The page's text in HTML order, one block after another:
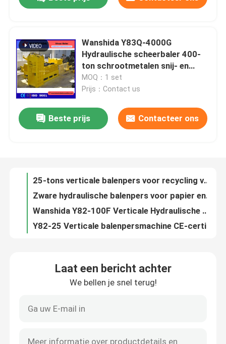
Huis
Producten
Over ons
Kwaliteitscontrole
Neem contact met ons op
Vraag een offerte
Industriële Persmachine
Wanshida Y83Q-4000G
Hydraulische scheerbaler 400-
ton schrootmetalen snij- en
compacteringsmachine
MOQ：1 set
Prijs：Contact us
Beste prijs Contacteer ons
Verticale balenpersmachine voor papier, plastic en karton
Y82-25 Verticale balenpersmachine CE-certificaat Verticale plastic balenpers
7,5kW Draagbare Metalen Versnipperaar voor Schrootrecycling en Volumevermindering
Hoge snelheid 22kW industriële metaalscherper 16rpm voor het verkleinen en recyclen van metaalschroot
Laat een bericht achter
We bellen je snel terug!